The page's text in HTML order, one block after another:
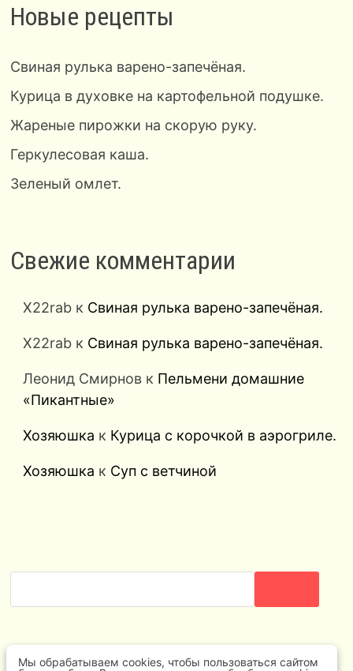
Новые рецепты
Свиная рулька варено-запечёная.
Курица в духовке на картофельной подушке.
Жареные пирожки на скорую руку.
Геркулесовая каша.
Зеленый омлет.
Свежие комментарии
X22rabк Свиная рулька варено-запечёная.
X22rabк Свиная рулька варено-запечёная.
Леонид Смирновк Пельмени домашние
«Пикантные»
Хозяюшка к Курица с корочкой в аэрогриле.
Хозяюшка к Суп с ветчиной
Мы обрабатываем cookies, чтобы пользоваться сайтом